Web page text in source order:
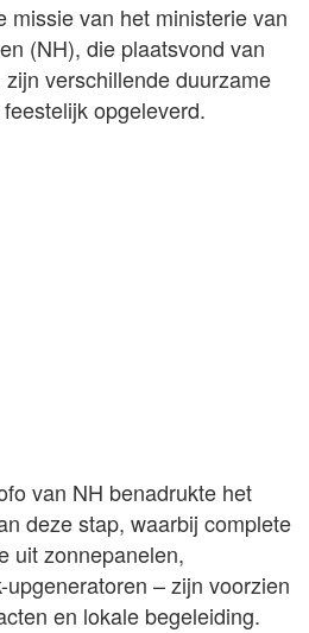
missie van het ministerie van
(NH), die plaatsvond van
verschillende duurzame
opgeleverd.
van NH benadrukte het
deze stap, waarbij complete
uit zonnepanelen,
– zijn voorzien
en lokale begeleiding.